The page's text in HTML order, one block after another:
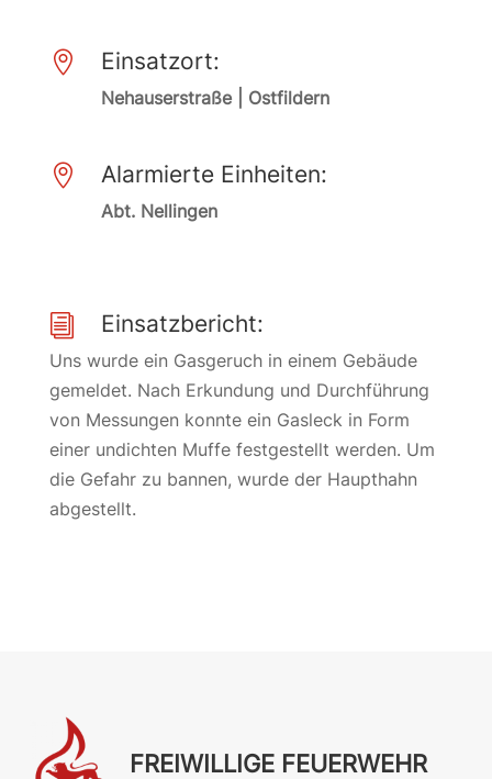
 Einsatzort:
Nehauserstraße | Ostfildern
 Alarmierte Einheiten:
Abt. Nellingen
i Einsatzbericht:
Uns wurde ein Gasgeruch in einem Gebäude
gemeldet. Nach Erkundung und Durchführung
von Messungen konnte ein Gasleck in Form
einer undichten Muffe festgestellt werden. Um
die Gefahr zu bannen, wurde der Haupthahn
abgestellt.
FREIWILLIGE FEUERWEHR